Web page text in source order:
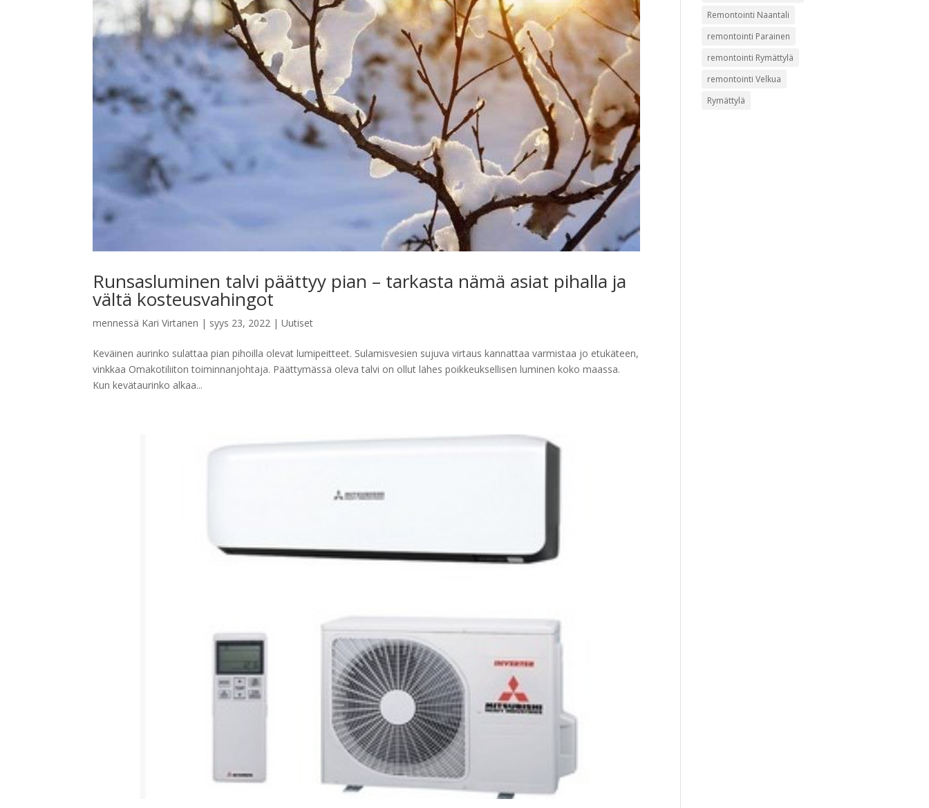
Runsasluminen talvi päättyy pian – tarkasta nämä asiat pihalla ja
vältä kosteusvahingot
mennessä Kari Virtanen | syys 23, 2022 |Uutiset
Keväinen aurinko sulattaa pian pihoilla olevat lumipeitteet. Sulamisvesien sujuva virtaus kannattaa varmistaa jo etukäteen,
vinkkaa Omakotiliiton toiminnanjohtaja. Päättymässä oleva talvi on ollut lähes poikkeuksellisen luminen koko maassa.
Kun kevätaurinko alkaa...
Remontointi Naantali
remontointi Parainen
remontointi Rymättylä
remontointi Velkua
Rymättylä